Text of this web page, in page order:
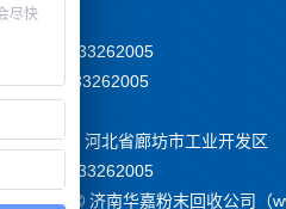
TEL：15233262005
MOB:15233262005
公司地址：河北省廊坊市工业开发区
TEL：15233262005
版权所有 © 济南华嘉粉末回收公司（